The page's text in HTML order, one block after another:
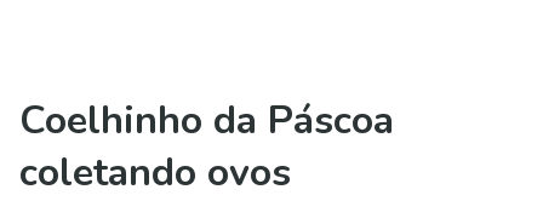
Coelhinho da Páscoa
coletando ovos